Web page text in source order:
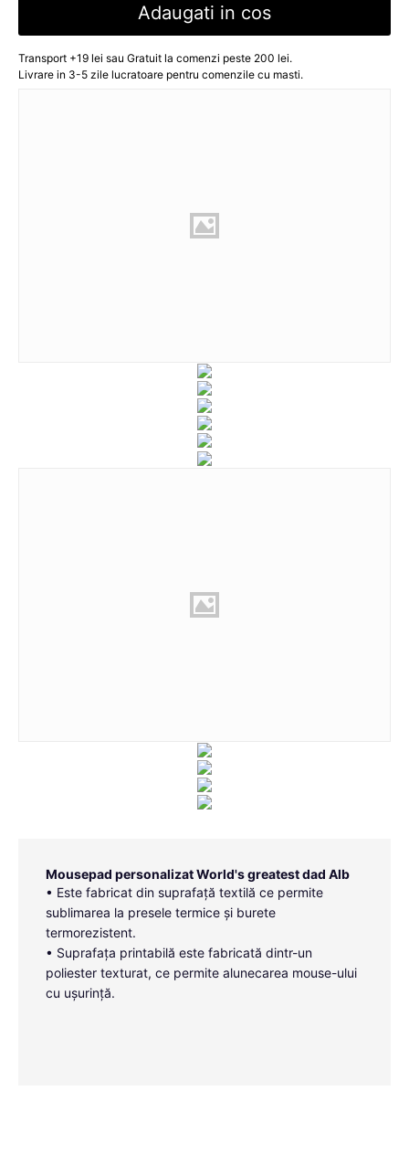
Adaugati in cos
Transport +19 lei sau Gratuit la comenzi peste 200 lei.
Livrare in 3-5 zile lucratoare pentru comenzile cu masti.
Mousepad personalizat World's greatest dad Alb
• Este fabricat din suprafață textilă ce permite
sublimarea la presele termice și burete
termorezistent.
• Suprafața printabilă este fabricată dintr-un
poliester texturat, ce permite alunecarea mouse-ului
cu ușurință.